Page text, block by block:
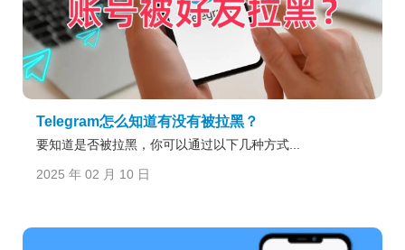
Telegram怎么知道有没有被拉黑？
要知道是否被拉黑，你可以通过以下几种方式...
2025 年 02 月 10 日